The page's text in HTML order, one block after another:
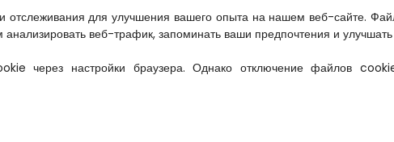
отслеживания для улучшения вашего опыта на нашем веб-сайте.
веб-трафик, запоминать ваши предпочтения и
через настройки браузера. Однако отключение файлов